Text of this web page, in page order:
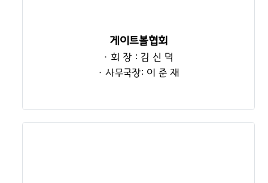
게이트볼협회
· 회 장 : 김 신 덕
· 사무국장: 이 준 재